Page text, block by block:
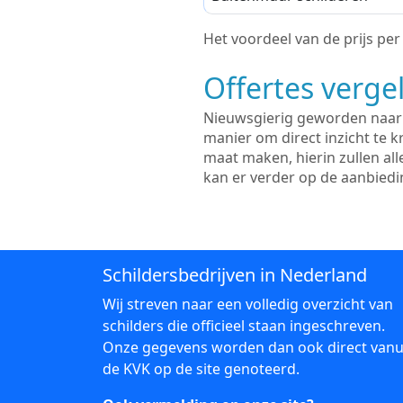
Het voordeel van de prijs
Offertes
Nieuwsgierig geworden
manier om direct inzicht te
maat maken, hierin zullen
kan er verder op de
Schildersbedrijven in Nederland
Wij streven naar een volledig overzicht van
schilders die officieel staan ingeschreven.
Onze gegevens worden dan ook direct
de KVK op de site genoteerd.